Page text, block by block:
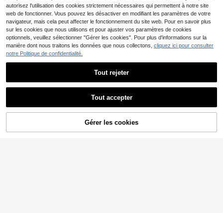
ures. Cadeau de printemps pour an
niversaire et fête.
AJOUTER AU PANIER
autorisez l'utilisation des cookies strictement nécessaires qui permettent à notre site
web de fonctionner. Vous pouvez les désactiver en modifiant les paramètres de votre
navigateur, mais cela peut affecter le fonctionnement du site web. Pour en savoir plus
sur les cookies que nous utilisons et pour ajuster vos paramètres de cookies
optionnels, veuillez sélectionner "Gérer les cookies". Pour plus d'informations sur la
manière dont nous traitons les données que nous collectons, cliquez ici pour consulter
notre Politique de confidentialité.
Tout rejeter
Tout accepter
Gérer les cookies